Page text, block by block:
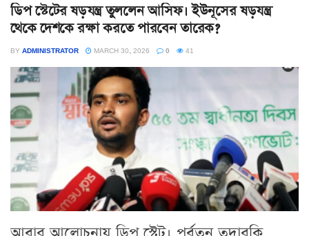
ডিপ স্টেটের ষড়যন্ত্র তুললেন আসিফ। ইউনূসের ষড়যন্ত্র
থেকে দেশকে রক্ষা করতে পারবেন তারেক?
BY ADMINISTRATOR MARCH 30, 2026 0 41